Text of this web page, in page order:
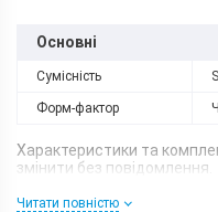
Основні
Сумісність
Форм-фактор
Характеристики та
змінити без повідомлення.
Читати повністю